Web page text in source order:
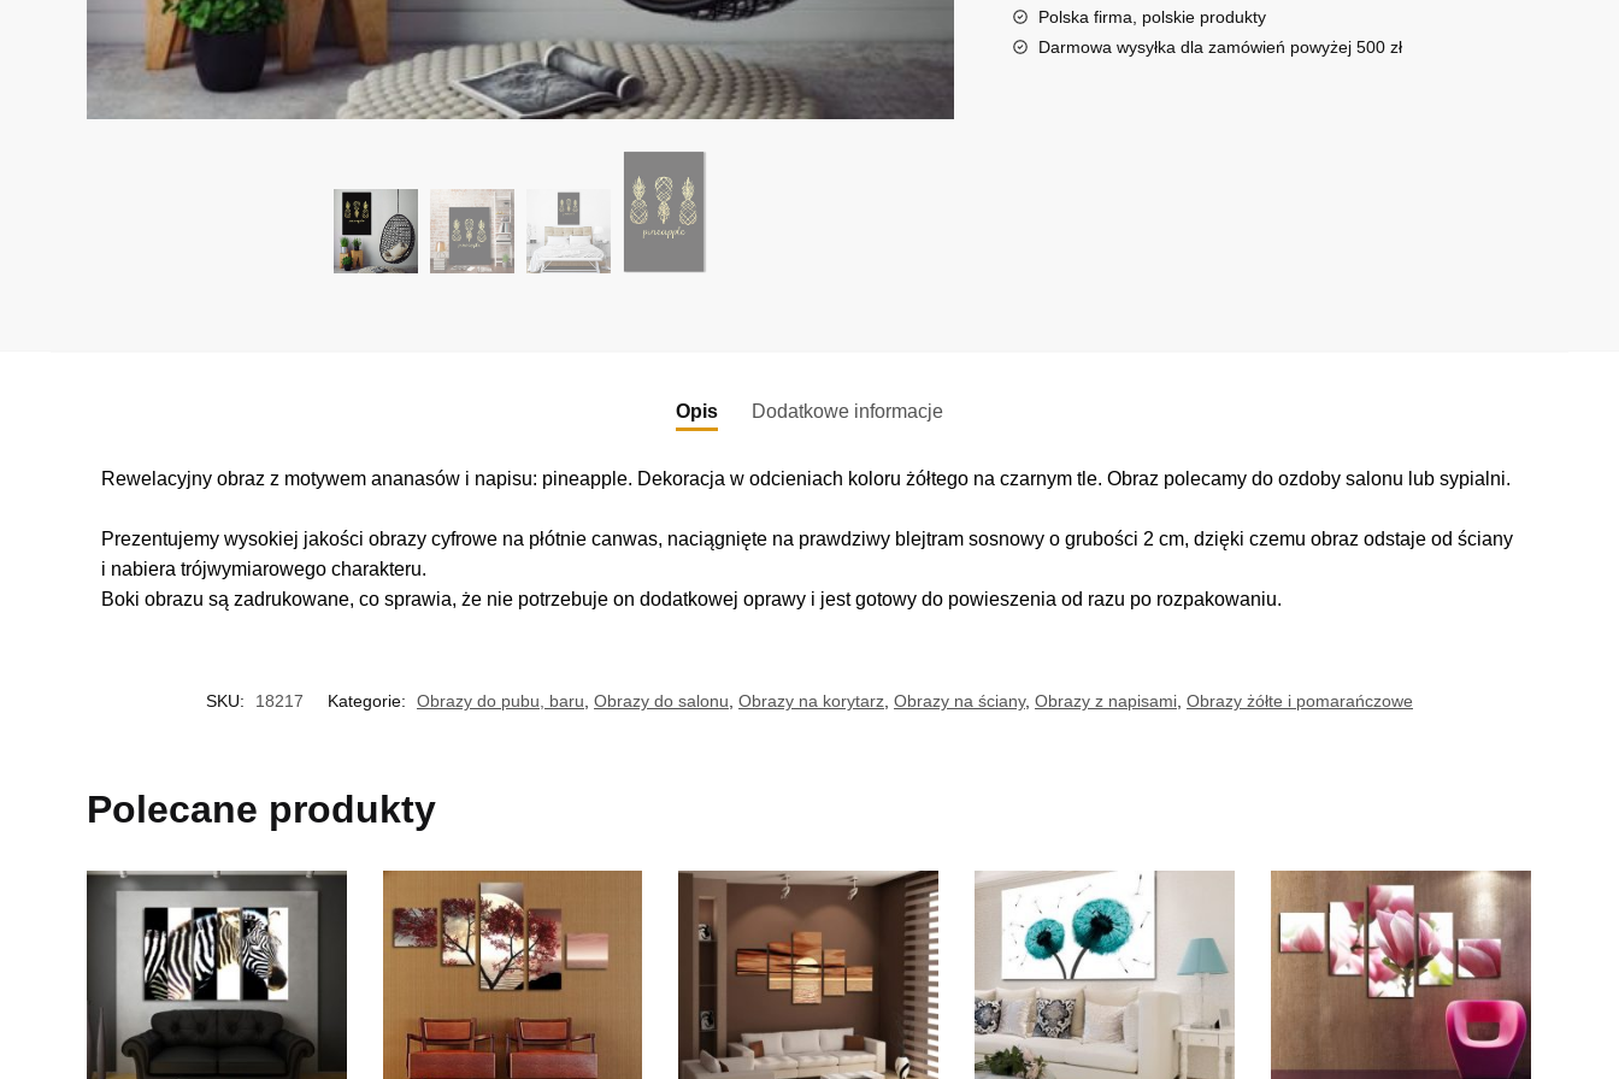
t
i
Polska firma, polskie produkty
Darmowa wysyłka dla zamówień powyżej 500 zł
Opis Dodatkowe informacje
Rewelacyjny obraz z motywem ananasów i napisu: pineapple. Dekoracja w odcieniach koloru żółtego na czarnym tle. Obraz polecamy do ozdoby salonu lub sypialni.
Prezentujemy wysokiej jakości obrazy cyfrowe na płótnie canwas, naciągnięte na prawdziwy blejtram sosnowy o grubości 2 cm, dzięki czemu obraz odstaje od ściany
i nabiera trójwymiarowego charakteru.
Boki obrazu są zadrukowane, co sprawia, że nie potrzebuje on dodatkowej oprawy i jest gotowy do powieszenia od razu po rozpakowaniu.
SKU: 18217 Kategorie: Obrazy do pubu, baru, Obrazy do salonu, Obrazy na korytarz, Obrazy na ściany, Obrazy z napisami, Obrazy żółte i pomarańczowe
Polecane produkty